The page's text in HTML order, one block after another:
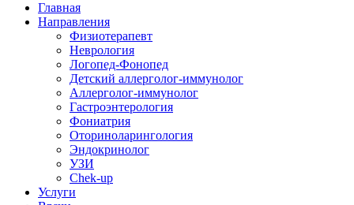
Главная
Направления
Физиотерапевт
Неврология
Логопед-Фонопед
Детский аллерголог-иммунолог
Аллерголог-иммунолог
Гастроэнтерология
Фониатрия
Оториноларингология
Эндокринолог
УЗИ
Chek-up
Услуги